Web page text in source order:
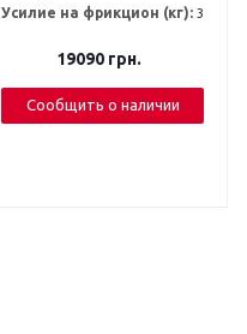
Усилие на фрикцион (кг): 3
19090грн.
Сообщить о наличии